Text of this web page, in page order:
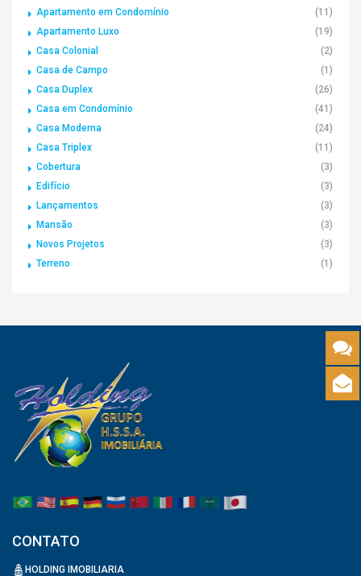
Apartamento em Condomínio
(11)
Apartamento Luxo
(19)
Casa Colonial
(2)
Casa de Campo
(1)
Casa Duplex
(26)
Casa em Condomínio
(41)
Casa Moderna
(24)
Casa Triplex
(11)
Cobertura
(3)
Edifício
(3)
Lançamentos
(3)
Mansão
(3)
Novos Projetos
(3)
Terreno
(1)
CONTATO
HOLDING IMOBILIARIA